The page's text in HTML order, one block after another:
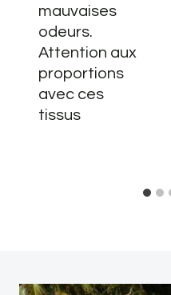
mauvaises
odeurs.
Attention aux
proportions
avec ces
tissus